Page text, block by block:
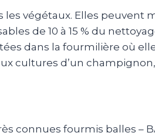
les végétaux. Elles peuvent
de 10 à 15 % du
dans la fourmilière où
cultures d’un
connues fourmis balles –